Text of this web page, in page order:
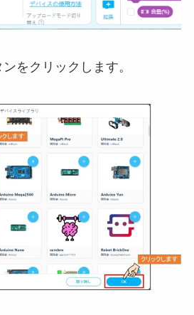
をクリックします。